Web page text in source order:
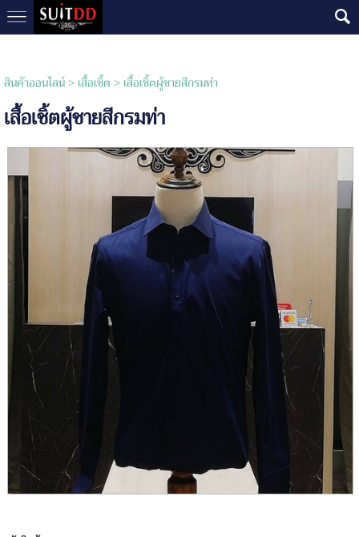
สินค้าออนไลน์>เสื้อเชิ้ต > เสื้อเชิ้ตผู้ชายสีกรมท่า
เสื้อเชิ้ตผู้ชายสีกรมท่า